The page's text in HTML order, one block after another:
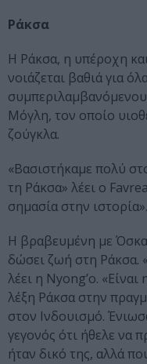
Ράκσα
Η Ράκσα, η υπέροχη
νοιάζεται βαθιά για
Μόγλη, τον οποίο
ζούγκλα.
«Βασιστήκαμε πολύ
τη Ράκσα» λέει ο
σημασία στην ιστορία».
Η βραβευμένη με
δώσει ζωή στη Ράκσα.
λέει η Nyong’o.
λέξη Ράκσα στην
στον Ινδουισμό.
γεγονός ότι ήθελε να
ήταν δικό της, αλλά